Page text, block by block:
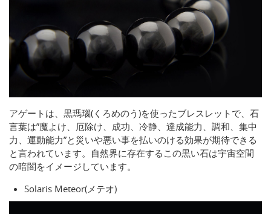
アゲートは、黒瑪瑙(くろめのう)を使ったブレスレットで、石
言葉は”魔よけ、厄除け、成功、冷静、達成能力、調和、集中
力、運動能力”と災いや悪い事を払いのける効果が期待できる
と言われています。自然界に存在するこの黒い石は宇宙空間
の暗闇をイメージしています。
Solaris Meteor(メテオ)